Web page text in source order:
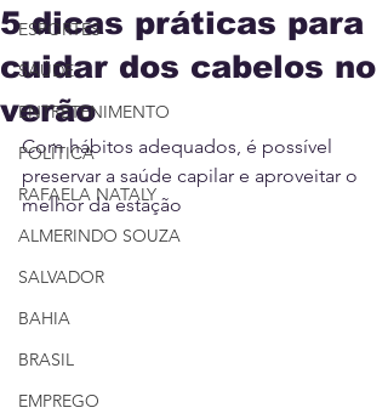
ESPORTES
SAÚDE
ENTRETENIMENTO
POLÍTICA
RAFAELA NATALY
ALMERINDO SOUZA
SALVADOR
BAHIA
BRASIL
EMPREGO
5 dicas práticas para
cuidar dos cabelos no
verão
Com hábitos adequados, é possível
preservar a saúde capilar e aproveitar o
melhor da estação